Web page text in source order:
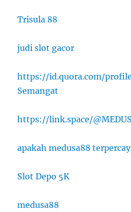
Trisula 88
judi slot gacor
https://id.quora.com/
Semangat
https://link.space/
apakah medusa88
Slot Depo 5K
medusa88